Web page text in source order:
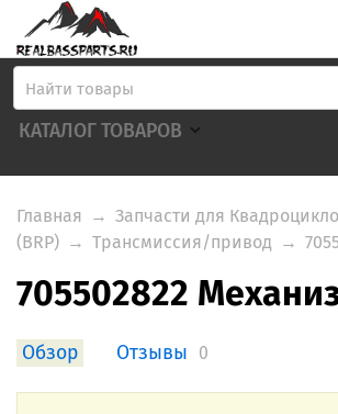
КАТАЛОГ ТОВАРОВ
Главная → Запчасти для
(BRP) → Трансмиссия/привод →
705502822
Обзор Отзывы 0